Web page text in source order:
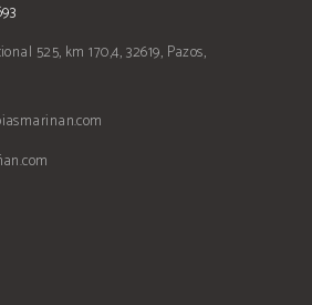
525, km 170,4, 32619, Pazos,